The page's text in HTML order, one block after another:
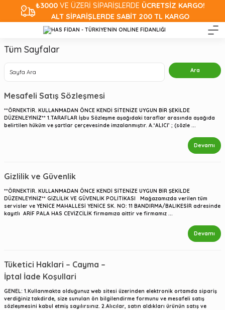
₺3000VE ÜZERİ SİPARİŞLERDE ÜCRETSİZ KARGO!
ALT SİPARİŞLERDE SABİT 200 TL KARGO
Tüm Sayfalar
Mesafeli Satış Sözleşmesi
**ÖRNEKTİR. KULLANMADAN ÖNCE KENDİ SİTENİZE UYGUN BİR ŞEKİLDE
DÜZENLEYİNİZ** 1.TARAFLAR İşbu Sözleşme aşağıdaki taraflar arasında aşağıda
belirtilen hüküm ve şartlar çerçevesinde imzalanmıştır. A.‘ALICI’ ; (sözle ...
Devamı
Gizlilik ve Güvenlik
**ÖRNEKTİR. KULLANMADAN ÖNCE KENDİ SİTENİZE UYGUN BİR ŞEKİLDE
DÜZENLEYİNİZ** GİZLİLİK VE GÜVENLİK POLİTİKASI Mağazamızda verilen tüm
servisler ve YENİCE MAHALLESİ YENİCE SK. NO: 11 BANDIRMA/BALIKESİR adresinde
kayıtlı ARİF PALA HAS CEVİZCİLİK firmamıza aittir ve firmamız ...
Devamı
Tüketici Haklari – Cayma –
İptal İade Koşullari
GENEL: 1.Kullanmakta olduğunuz web sitesi üzerinden elektronik ortamda sipariş
verdiğiniz takdirde, size sunulan ön bilgilendirme formunu ve mesafeli satış
sözleşmesini kabul etmiş sayılırsınız. 2.Alıcılar, satın aldıkları ürünün satış ve